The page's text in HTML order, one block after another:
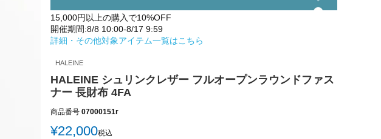
15,000円以上の購入で10%OFF
開催期間:8/8 10:00-8/17 9:59
詳細・その他対象アイテム一覧はこちら
HALEINE
HALEINE シュリンクレザー フルオープンラウンドファス
ナー 長財布 4FA
商品番号 07000151r
¥22,000税込